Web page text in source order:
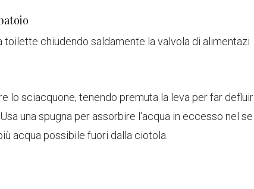
chiudendo saldamente la valvola di alimentazi
lo sciacquone, tenendo premuta la leva per far defluir
una spugna per assorbire l'acqua in eccesso nel se
acqua possibile fuori dalla ciotola.